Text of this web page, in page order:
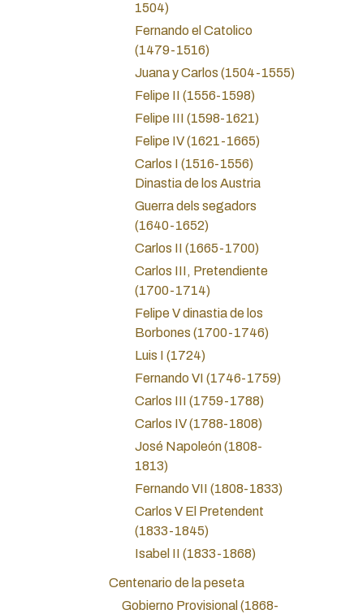
1504)
Fernando el Catolico
(1479-1516)
Juana y Carlos (1504-1555)
Felipe II (1556-1598)
Felipe III (1598-1621)
Felipe IV (1621-1665)
Carlos I (1516-1556)
Dinastia de los Austria
Guerra dels segadors
(1640-1652)
Carlos II (1665-1700)
Carlos III, Pretendiente
(1700-1714)
Felipe V dinastia de los
Borbones (1700-1746)
Luis I (1724)
Fernando VI (1746-1759)
Carlos III (1759-1788)
Carlos IV (1788-1808)
José Napoleón (1808-
1813)
Fernando VII (1808-1833)
Carlos V El Pretendent
(1833-1845)
Isabel II (1833-1868)
Centenario de la peseta
Gobierno Provisional (1868-